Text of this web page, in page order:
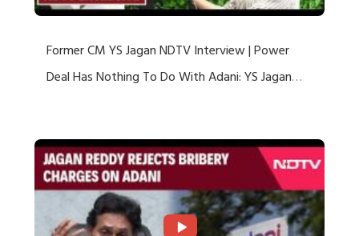
Former CM YS Jagan NDTV Interview | Power
Deal Has Nothing To Do With Adani: YS Jagan